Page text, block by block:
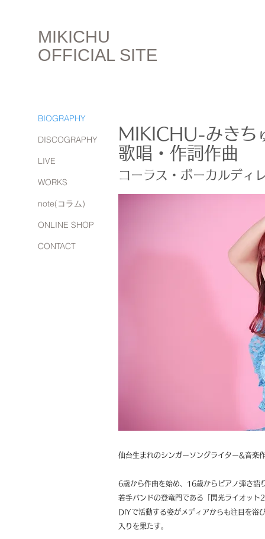
BIOGRAPHY
DISCOGRAPHY
LIVE
WORKS
note(コラム)
ONLINE SHOP
CONTACT
MIKICHU
OFFICIAL SITE
MIKICHU-みきち
​​歌唱・作詞作曲
コーラス・ボーカルディ
仙台生まれのシンガーソングライター&音楽
6歳から作曲を始め、16歳からピアノ弾き語
若手バンドの登竜門である「閃光ライオッ
DIYで活動する姿がメディアからも注目を浴
入りを果たす。